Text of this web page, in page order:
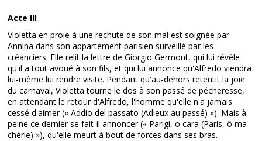
Acte III
Violetta en proie à une rechute de son mal est soignée par
Annina dans son appartement parisien surveillé par les
créanciers. Elle relit la lettre de Giorgio Germont, qui lui révèle
qu'il a tout avoué à son fils, et qui lui annonce qu'Alfredo viendra
lui-même lui rendre visite. Pendant qu'au-dehors retentit la joie
du carnaval, Violetta tourne le dos à son passé de pécheresse,
en attendant le retour d'Alfredo, l'homme qu'elle n'a jamais
cessé d'aimer (« Addio del passato (Adieux au passé) »). Mais à
peine ce dernier se fait-il annoncer (« Parigi, o cara (Paris, ô ma
chérie) »), qu'elle meurt à bout de forces dans ses bras.